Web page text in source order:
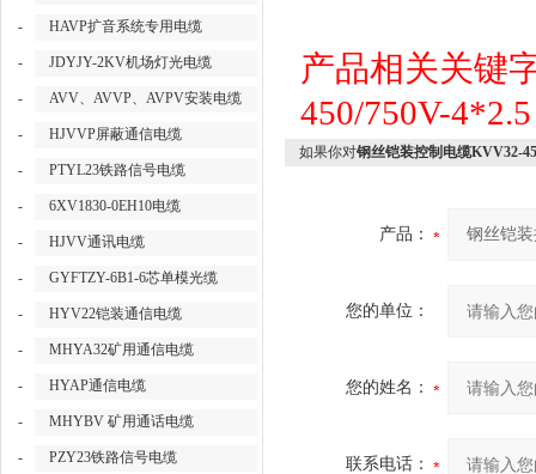
- HAVP扩音系统专用电缆
- JDYJY-2KV机场灯光电缆
- AVV、AVVP、AVPV安装电缆
- HJVVP屏蔽通信电缆
- PTYL23铁路信号电缆
- 6XV1830-0EH10电缆
- HJVV通讯电缆
- GYFTZY-6B1-6芯单模光缆
- HYV22铠装通信电缆
- MHYA32矿用通信电缆
- HYAP通信电缆
- MHYBV 矿用通话电缆
- PZY23铁路信号电缆
产品相关关键
450/750V-4*2.5
如果你对钢丝铠装控制电缆KVV32-
产品：
您的单位：
您的姓名：
联系电话：